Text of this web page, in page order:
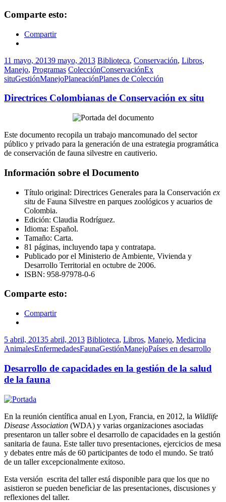
Comparte esto:
Compartir
11 mayo, 20139 mayo, 2013 Biblioteca, Conservación, Libros,
Manejo, Programas ColecciónConservaciónEx
situGestiónManejoPlaneaciónPlanes de Colección
Directrices Colombianas de Conservación ex situ
Este documento recopila un trabajo mancomunado del sector
público y privado para la generación de una estrategia programática
de conservación de fauna silvestre en cautiverio.
Información sobre el Documento
Título original: Directrices Generales para la Conservación ex
situ de Fauna Silvestre en parques zoológicos y acuarios de
Colombia.
Edición: Claudia Rodríguez.
Idioma: Español.
Tamaño: Carta.
81 páginas, incluyendo tapa y contratapa.
Publicado por el Ministerio de Ambiente, Vivienda y
Desarrollo Territorial en octubre de 2006.
ISBN: 958-97978-0-6
Comparte esto:
Compartir
5 abril, 20135 abril, 2013 Biblioteca, Libros, Manejo, Medicina
AnimalesEnfermedadesFaunaGestiónManejoPaíses en desarrollo
Desarrollo de capacidades en la gestión de la salud
de la fauna
En la reunión científica anual en Lyon, Francia, en 2012, la Wildlife
Disease Association (WDA) y varias organizaciones asociadas
presentaron un taller sobre el desarrollo de capacidades en la gestión
sanitaria de fauna. Este taller tuvo presentaciones, ejercicios de mesa
y debates entre más de 60 participantes de todo el mundo. Se trató
de un taller excepcionalmente exitoso.
Esta versión escrita del taller está disponible para que los que no
asistieron se pueden beneficiar de las presentaciones, discusiones y
reflexiones del taller.